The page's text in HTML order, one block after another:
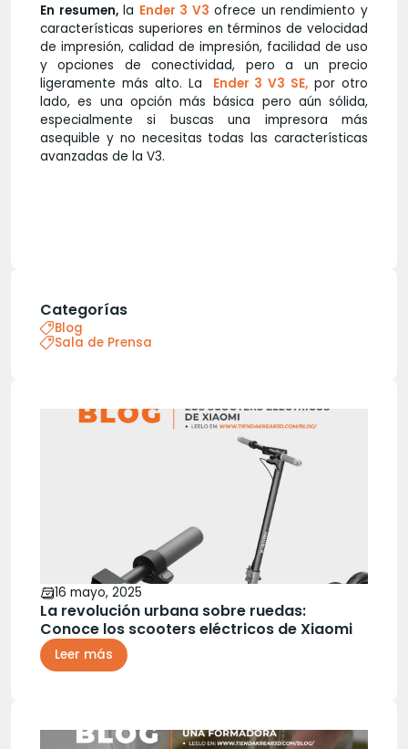
En resumen,la Ender 3 V3 ofrece un rendimiento y
características superiores en términos de velocidad
de impresión, calidad de impresión, facilidad de uso
y opciones de conectividad, pero a un precio
ligeramente más alto. La Ender 3 V3 SE, por otro
lado, es una opción más básica pero aún sólida,
especialmente si buscas una impresora más
asequible y no necesitas todas las características
avanzadas de la V3.
Categorías
Blog
Sala de Prensa
16 mayo, 2025
La revolución urbana sobre ruedas:
Conoce los scooters eléctricos de Xiaomi
Leer más